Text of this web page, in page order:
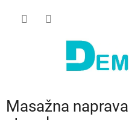
Masažna